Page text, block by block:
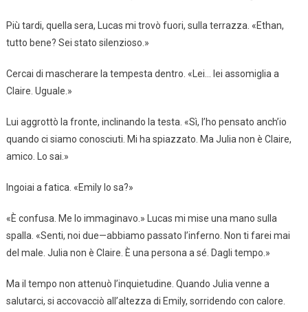
Più tardi, quella sera, Lucas mi trovò fuori, sulla terrazza. «Ethan,
tutto bene? Sei stato silenzioso.»
Cercai di mascherare la tempesta dentro. «Lei… lei assomiglia a
Claire. Uguale.»
Lui aggrottò la fronte, inclinando la testa. «Sì, l’ho pensato anch’io
quando ci siamo conosciuti. Mi ha spiazzato. Ma Julia non è Claire,
amico. Lo sai.»
Ingoiai a fatica. «Emily lo sa?»
«È confusa. Me lo immaginavo.» Lucas mi mise una mano sulla
spalla. «Senti, noi due—abbiamo passato l’inferno. Non ti farei mai
del male. Julia non è Claire. È una persona a sé. Dagli tempo.»
Ma il tempo non attenuò l’inquietudine. Quando Julia venne a
salutarci, si accovacciò all’altezza di Emily, sorridendo con calore.